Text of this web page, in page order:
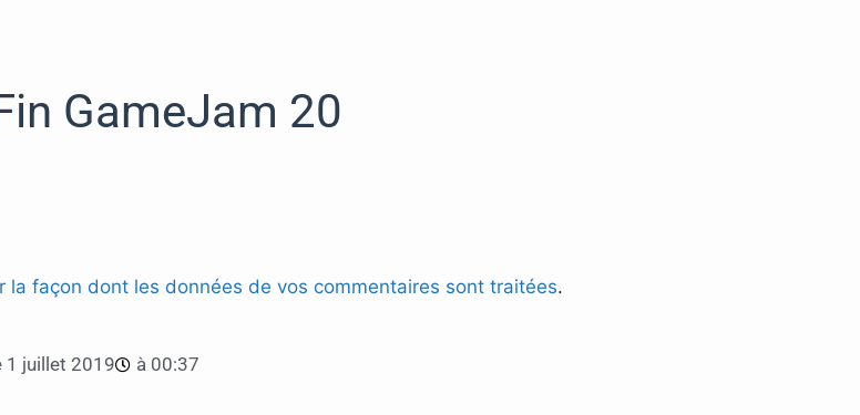
GameJam 20
la façon dont les données de vos commentaires sont traitées.
1 juillet 2019 à 00:37